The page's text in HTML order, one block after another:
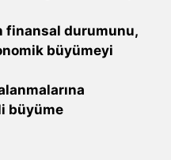
finansal durumunu,
büyümeyi
büyüme